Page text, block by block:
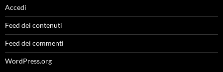
Accedi
Feed dei contenuti
Feed dei commenti
WordPress.org